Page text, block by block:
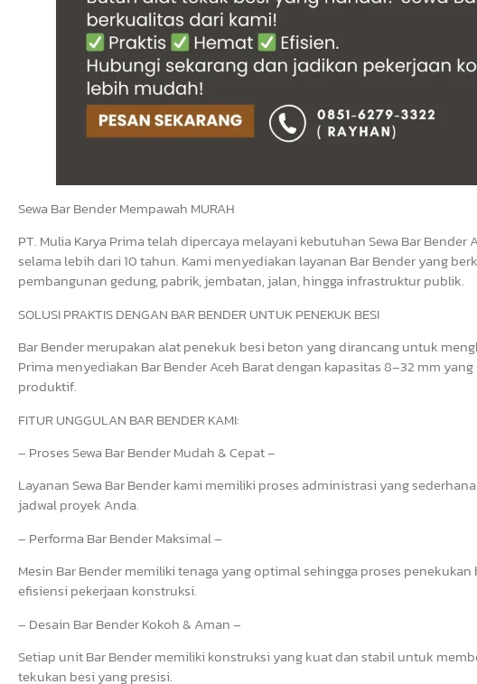
Sewa Bar Bender Mempawah MURAH
PT. Mulia Karya Prima telah dipercaya melayani kebutuhan Sewa Bar
selama lebih dari 10 tahun. Kami menyediakan layanan Bar Bender yang
pembangunan gedung, pabrik, jembatan, jalan, hingga infrastruktur publik.
SOLUSI PRAKTIS DENGAN BAR BENDER UNTUK PENEKUK BESI
Bar Bender merupakan alat penekuk besi beton yang dirancang untuk
Prima menyediakan Bar Bender Aceh Barat dengan kapasitas 8–32 mm
produktif.
FITUR UNGGULAN BAR BENDER KAMI:
– Proses Sewa Bar Bender Mudah & Cepat –
Layanan Sewa Bar Bender kami memiliki proses administrasi yang
jadwal proyek Anda.
– Performa Bar Bender Maksimal –
Mesin Bar Bender memiliki tenaga yang optimal sehingga proses
efisiensi pekerjaan konstruksi.
– Desain Bar Bender Kokoh & Aman –
Setiap unit Bar Bender memiliki konstruksi yang kuat dan stabil untuk
tekukan besi yang presisi.